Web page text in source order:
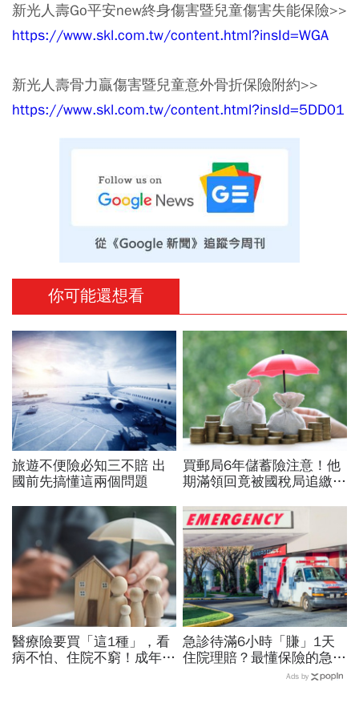
新光人壽Go平安new終身傷害暨兒童傷害失能保險>>
https://www.skl.com.tw/content.html?insId=WGA
新光人壽骨力贏傷害暨兒童意外骨折保險附約>>
https://www.skl.com.tw/content.html?insId=5DD01
你可能還想看
旅遊不便險必知三不賠 出
國前先搞懂這兩個問題
買郵局6年儲蓄險注意！他
期滿領回竟被國稅局追繳
儲蓄險一定要注意3件事
醫療險要買「這1種」，看
病不怕、住院不窮！成年人
急診待滿6小時「賺」1天
住院理賠？最懂保險的急診
醫師：申請保險理賠，診斷
Ads by